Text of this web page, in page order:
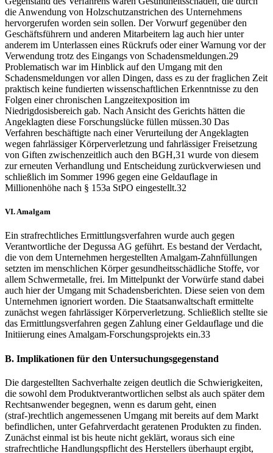
die Anwendung von Holzschutzanstrichen des Unternehmens
hervorgerufen worden sein sollen. Der Vorwurf gegenüber den
Geschäftsführern und anderen Mitarbeitern lag auch hier unter
anderem im Unterlassen eines Rückrufs oder einer Warnung vor der
Verwendung trotz des Eingangs von Schadensmeldungen.29
Problematisch war im Hinblick auf den Umgang mit den
Schadensmeldungen vor allen Dingen, dass es zu der fraglichen Zeit
praktisch keine fundierten wissenschaftlichen Erkenntnisse zu den
Folgen einer chronischen Langzeitexposition im
Niedrigdosisbereich gab. Nach Ansicht des Gerichts hätten die
Angeklagten diese Forschungslücke füllen müssen.30 Das
Verfahren beschäftigte nach einer Verurteilung der Angeklagten
wegen fahrlässiger Körperverletzung und fahrlässiger Freisetzung
von Giften zwischenzeitlich auch den BGH,31 wurde von diesem
zur erneuten Verhandlung und Entscheidung zurückverwiesen und
schließlich im Sommer 1996 gegen eine Geldauflage in
Millionenhöhe nach § 153a StPO eingestellt.32
VI.Amalgam
Ein strafrechtliches Ermittlungsverfahren wurde auch gegen
Verantwortliche der Degussa AG geführt. Es bestand der Verdacht,
die von dem Unternehmen hergestellten Amalgam-Zahnfüllungen
setzten im menschlichen Körper gesundheitsschädliche Stoffe, vor
allem Schwermetalle, frei. Im Mittelpunkt der Vorwürfe stand dabei
auch hier der Umgang mit Schadensberichten. Diese seien von dem
Unternehmen ignoriert worden. Die Staatsanwaltschaft ermittelte
zunächst wegen fahrlässiger Körperverletzung. Schließlich stellte sie
das Ermittlungsverfahren gegen Zahlung einer Geldauflage und die
Initiierung eines Amalgam-Forschungsprojekts ein.33
B. Implikationen für den Untersuchungsgegenstand
Die dargestellten Sachverhalte zeigen deutlich die Schwierigkeiten,
die sowohl dem Produktverantwortlichen selbst als auch später dem
Rechtsanwender begegnen, wenn es darum geht, einen
(straf-)rechtlich angemessenen Umgang mit bereits auf dem Markt
befindlichen, unter Gefahrverdacht geratenen Produkten zu finden.
Zunächst einmal ist bis heute nicht geklärt, woraus sich eine
strafrechtliche Handlungspflicht des Herstellers überhaupt ergibt,